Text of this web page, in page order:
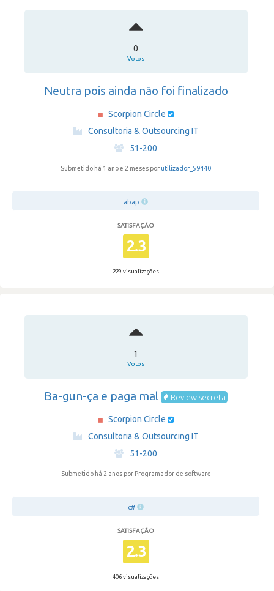
0
Votos
Neutra pois ainda não foi finalizado
Scorpion Circle
·
Consultoria & Outsourcing IT
·
51-200
Submetido há 1 ano e 2 meses por utilizador_59440
abap
SATISFAÇÃO
2.3
229 visualizações
1
Votos
Ba-gun-ça e paga mal Review secreta
Scorpion Circle
·
Consultoria & Outsourcing IT
·
51-200
Submetido há 2 anos por Programador de software
c#
SATISFAÇÃO
2.3
406 visualizações